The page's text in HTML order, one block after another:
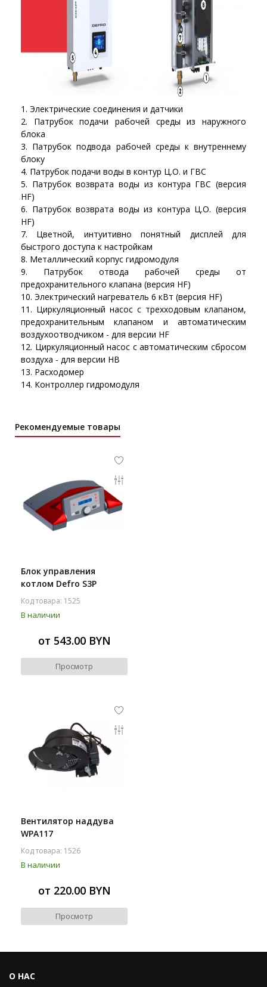
Электрические соединения и датчики
Патрубок подачи рабочей среды из наружного
блока
Патрубок подвода рабочей среды к внутреннему
блоку
Патрубок подачи воды в контур Ц.О. и ГВС
Патрубок возврата воды из контура ГВС (версия
HF)
Патрубок возврата воды из контура Ц.О. (версия
HF)
Цветной, интуитивно понятный дисплей для
быстрого доступа к настройкам
Металлический корпус гидромодуля
Патрубок отвода рабочей среды от
предохранительного клапана (версия HF)
Электрический нагреватель 6 кВт (версия HF)
Циркуляционный насос с трехходовым клапаном,
предохранительным клапаном и автоматическим
воздухоотводчиком - для версии HF
Циркуляционный насос с автоматическим сбросом
воздуха - для версии HB
Расходомер
Контроллер гидромодуля
Рекомендуемые товары
Блок управления
котлом Defro S3P
Код товара: 1525
В наличии
от 543.00 BYN
Просмотр
Вентилятор наддува
WPA117
Код товара: 1526
В наличии
от 220.00 BYN
Просмотр
О НАС